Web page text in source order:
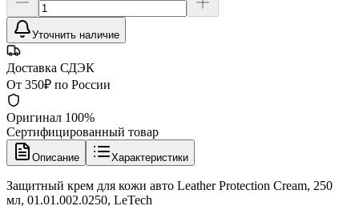
Уточнить наличие
Доставка СДЭК
От 350₽ по России
Оригинал 100%
Сертифицированный товар
Описание Характеристики
Защитный крем для кожи авто Leather Protection Cream, 250
мл, 01.01.002.0250, LeTech